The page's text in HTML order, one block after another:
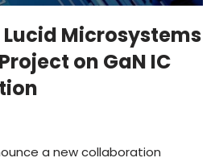
Lucid Microsystems
on GaN IC
a new collaboration